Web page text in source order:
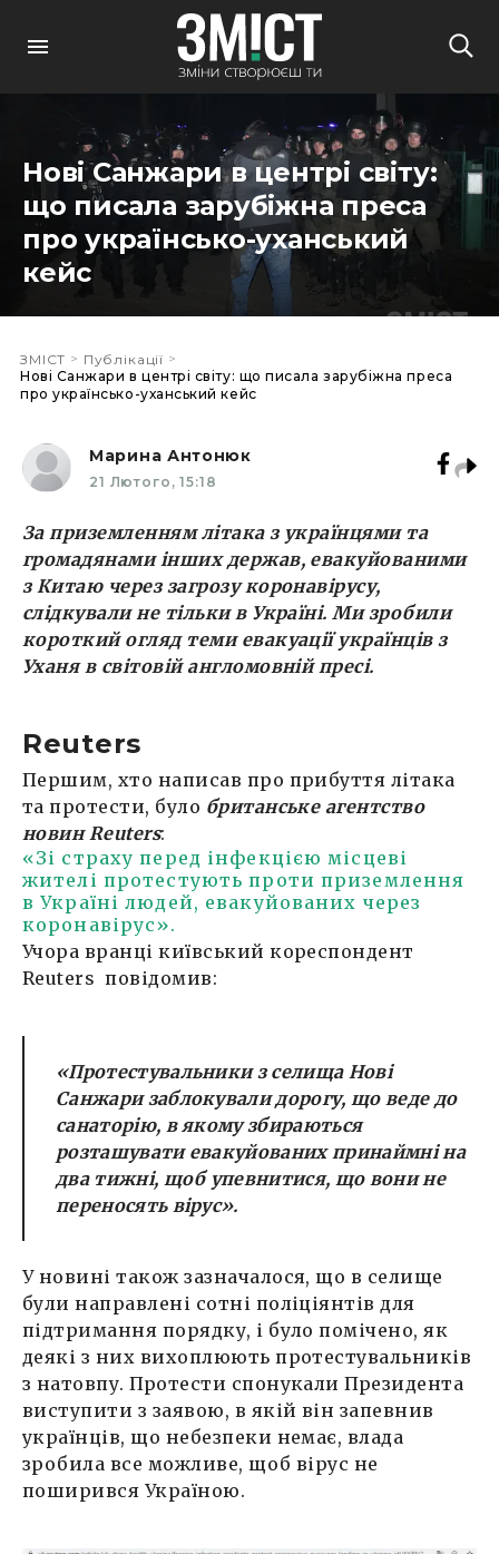
Нові Санжари в центрі світу:
що писала зарубіжна преса
про українсько-уханський
кейс
ЗМІСТ > Публікації >
Нові Санжари в центрі світу: що писала зарубіжна преса
про українсько-уханський кейс
Марина Антонюк
21 Лютого, 15:18
За приземленням літака з українцями та
громадянами інших держав, евакуйованими
з Китаю через загрозу коронавірусу,
слідкували не тільки в Україні. Ми зробили
короткий огляд теми евакуації українців з
Уханя в світовій англомовній пресі.
Reuters
Першим, хто написав про прибуття літака
та протести, було британське агентство
новин Reuters:
«Зі страху перед інфекцією місцеві
жителі протестують проти приземлення
в Україні людей, евакуйованих через
коронавірус».
Учора вранці київський кореспондент
Reuters повідомив:
«Протестувальники з селища Нові
Санжари заблокували дорогу, що веде до
санаторію, в якому збираються
розташувати евакуйованих принаймні на
два тижні, щоб упевнитися, що вони не
переносять вірус».
У новині також зазначалося, що в селище
були направлені сотні поліціянтів для
підтримання порядку, і було помічено, як
деякі з них вихоплюють протестувальників
з натовпу. Протести спонукали Президента
виступити з заявою, в якій він запевнив
українців, що небезпеки немає, влада
зробила все можливе, щоб вірус не
поширився Україною.